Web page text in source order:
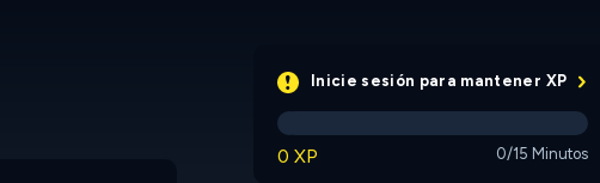
Inicie sesión para mantener XP
0 XP 0/15 Minutos